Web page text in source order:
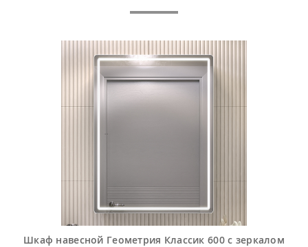
Шкаф навесной Геометрия Классик 600 с зеркалом